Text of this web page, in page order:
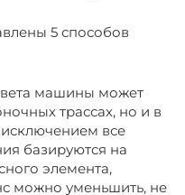
5 способов
машины может
трассах, но и в
все
базируются на
элемента,
можно уменьшить, не